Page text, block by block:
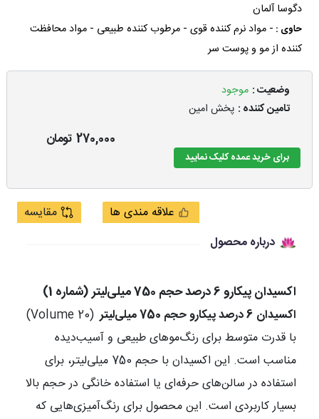
دگوسا آلمان
حاوی : - مواد نرم کننده قوی - مرطوب کننده طبیعی - مواد محافظت
کننده از مو و پوست سر
وضعیت : موجود
تامین کننده : پخش امین
270,000 تومان
برای خرید عمده کلیک نمایید
علاقه مندی ها
مقایسه
درباره محصول
اکسیدان پیکارو 6 درصد حجم 750 میلی‌لیتر (شماره 1)
اکسیدان 6 درصد پیکارو حجم 750 میلی‌لیتر
(Volume 20)
با قدرت متوسط برای رنگ‌موهای طبیعی و آسیب‌دیده
مناسب است. این اکسیدان با حجم 750 میلی‌لیتر، برای
استفاده در سالن‌های حرفه‌ای یا استفاده خانگی در حجم بالا
بسیار کاربردی است. این محصول برای رنگ‌آمیزی‌هایی که